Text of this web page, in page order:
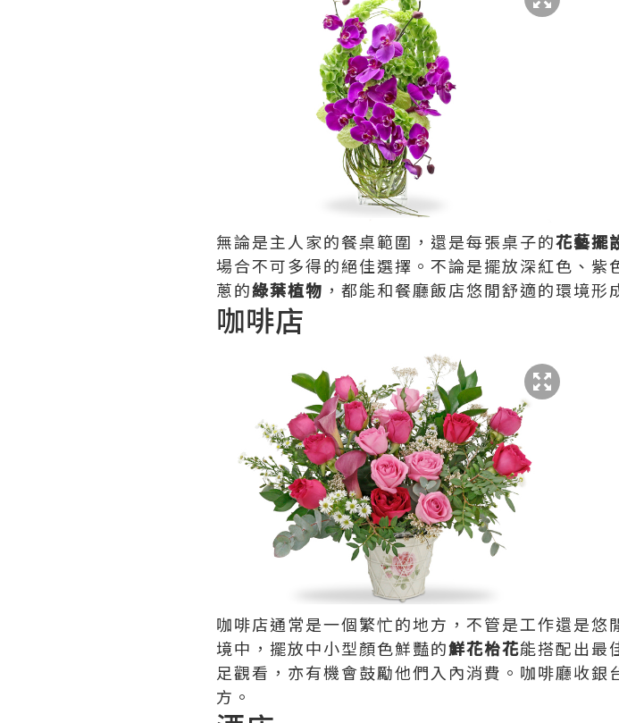
無論是主人家的餐桌範圍，還是每張桌子的花藝擺
場合不可多得的絕佳選擇。不論是擺放深紅色、紫
蔥的綠葉植物 ，都能和餐廳飯店悠閒舒適的環境
咖啡店
咖啡店通常是一個繁忙的地方，不管是工作還是
境中，擺放中小型顏色鮮豔的鮮花枱花能搭配出最
足觀看，亦有機會鼓勵他們入內消費。咖啡廳收
方。